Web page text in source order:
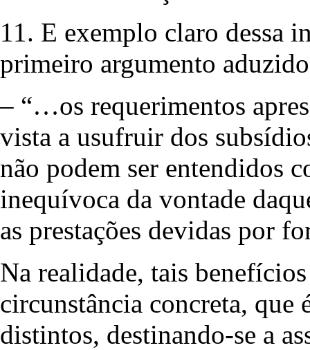
11. E exemplo claro dessa
primeiro argumento
– “…os requerimentos
vista a usufruir dos
não podem ser entendidos
inequívoca da vontade
as prestações devidas por
Na realidade, tais
circunstância concreta, que
distintos, destinando-se a